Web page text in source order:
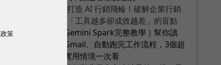
打造 AI 行銷飛輪！破解企業行銷
「工具越多卻成效越差」的盲點
Gemini Spark完整教學｜幫你讀
Gmail、自動跑完工作流程，3個超
實用情境一次看
策